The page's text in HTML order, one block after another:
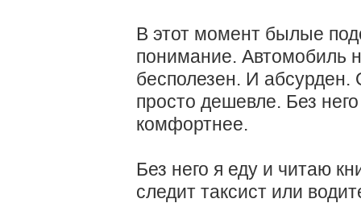
В этот момент былые
понимание. Автомобиль
бесполезен. И
просто дешевле. Без
комфортнее.
Без него я еду и читаю
следит таксист или